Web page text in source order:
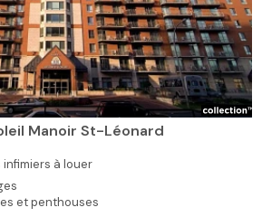
Manoir St-Léonard
à louer
et penthouses